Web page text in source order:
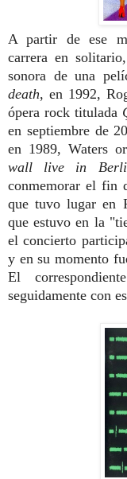
A partir de ese
carrera en
sonora de una
death, en 1992,
ópera rock titulada
en septiembre de
en 1989, Waters
wall live in
conmemorar el fin
que tuvo lugar en
que estuvo en la
el concierto
y en su momento
El
seguidamente con